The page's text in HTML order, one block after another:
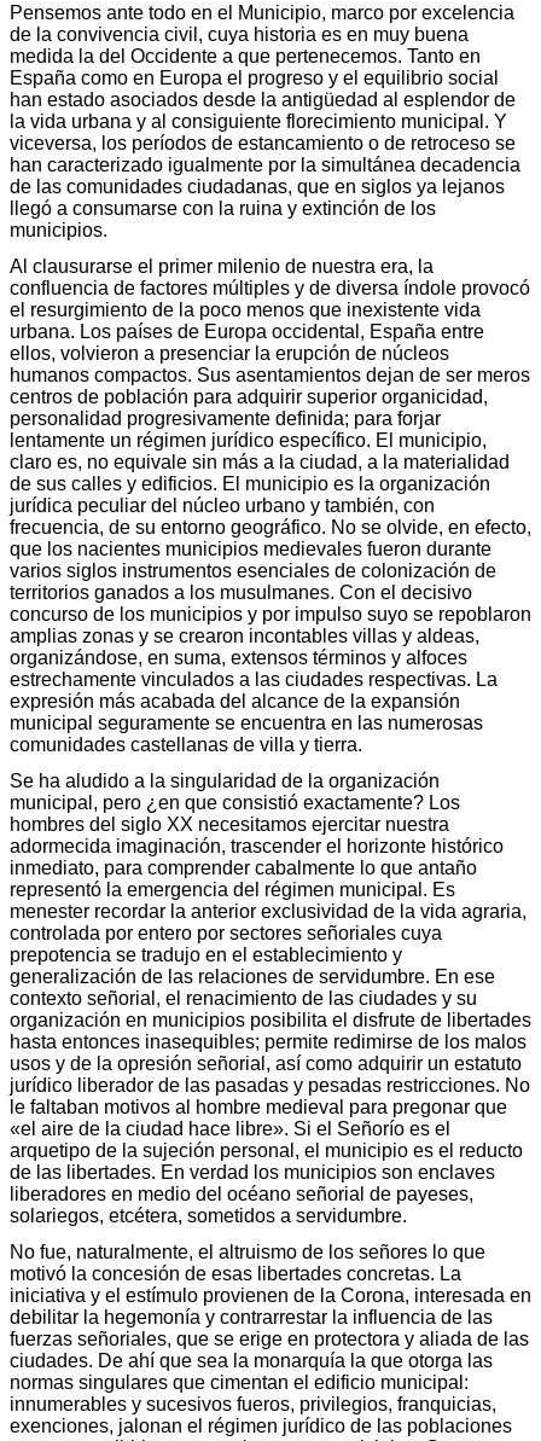
Pensemos ante todo en el Municipio, marco por excelencia
de la convivencia civil, cuya historia es en muy buena
medida la del Occidente a que pertenecemos. Tanto en
España como en Europa el progreso y el equilibrio social
han estado asociados desde la antigüedad al esplendor de
la vida urbana y al consiguiente florecimiento municipal. Y
viceversa, los períodos de estancamiento o de retroceso se
han caracterizado igualmente por la simultánea decadencia
de las comunidades ciudadanas, que en siglos ya lejanos
llegó a consumarse con la ruina y extinción de los
municipios.
Al clausurarse el primer milenio de nuestra era, la
confluencia de factores múltiples y de diversa índole provocó
el resurgimiento de la poco menos que inexistente vida
urbana. Los países de Europa occidental, España entre
ellos, volvieron a presenciar la erupción de núcleos
humanos compactos. Sus asentamientos dejan de ser meros
centros de población para adquirir superior organicidad,
personalidad progresivamente definida; para forjar
lentamente un régimen jurídico específico. El municipio,
claro es, no equivale sin más a la ciudad, a la materialidad
de sus calles y edificios. El municipio es la organización
jurídica peculiar del núcleo urbano y también, con
frecuencia, de su entorno geográfico. No se olvide, en efecto,
que los nacientes municipios medievales fueron durante
varios siglos instrumentos esenciales de colonización de
territorios ganados a los musulmanes. Con el decisivo
concurso de los municipios y por impulso suyo se repoblaron
amplias zonas y se crearon incontables villas y aldeas,
organizándose, en suma, extensos términos y alfoces
estrechamente vinculados a las ciudades respectivas. La
expresión más acabada del alcance de la expansión
municipal seguramente se encuentra en las numerosas
comunidades castellanas de villa y tierra.
Se ha aludido a la singularidad de la organización
municipal, pero ¿en que consistió exactamente? Los
hombres del siglo XX necesitamos ejercitar nuestra
adormecida imaginación, trascender el horizonte histórico
inmediato, para comprender cabalmente lo que antaño
representó la emergencia del régimen municipal. Es
menester recordar la anterior exclusividad de la vida agraria,
controlada por entero por sectores señoriales cuya
prepotencia se tradujo en el establecimiento y
generalización de las relaciones de servidumbre. En ese
contexto señorial, el renacimiento de las ciudades y su
organización en municipios posibilita el disfrute de libertades
hasta entonces inasequibles; permite redimirse de los malos
usos y de la opresión señorial, así como adquirir un estatuto
jurídico liberador de las pasadas y pesadas restricciones. No
le faltaban motivos al hombre medieval para pregonar que
«el aire de la ciudad hace libre». Si el Señorío es el
arquetipo de la sujeción personal, el municipio es el reducto
de las libertades. En verdad los municipios son enclaves
liberadores en medio del océano señorial de payeses,
solariegos, etcétera, sometidos a servidumbre.
No fue, naturalmente, el altruismo de los señores lo que
motivó la concesión de esas libertades concretas. La
iniciativa y el estímulo provienen de la Corona, interesada en
debilitar la hegemonía y contrarrestar la influencia de las
fuerzas señoriales, que se erige en protectora y aliada de las
ciudades. De ahí que sea la monarquía la que otorga las
normas singulares que cimentan el edificio municipal:
innumerables y sucesivos fueros, privilegios, franquicias,
exenciones, jalonan el régimen jurídico de las poblaciones